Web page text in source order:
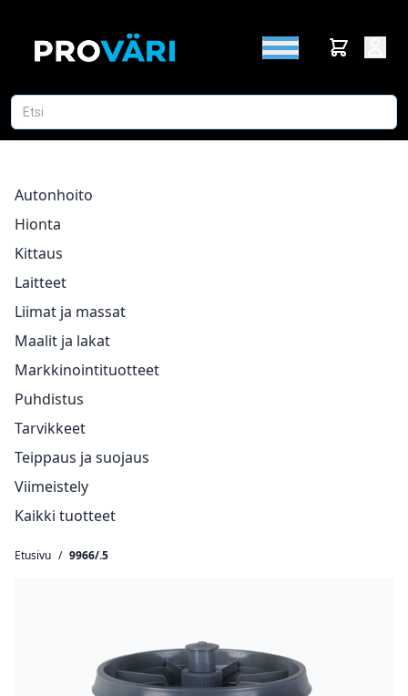
Autonhoito
Hionta
Kittaus
Laitteet
Liimat ja massat
Maalit ja lakat
Markkinointituotteet
Puhdistus
Tarvikkeet
Teippaus ja suojaus
Viimeistely
Kaikki tuotteet
Etusivu / 9966/.5